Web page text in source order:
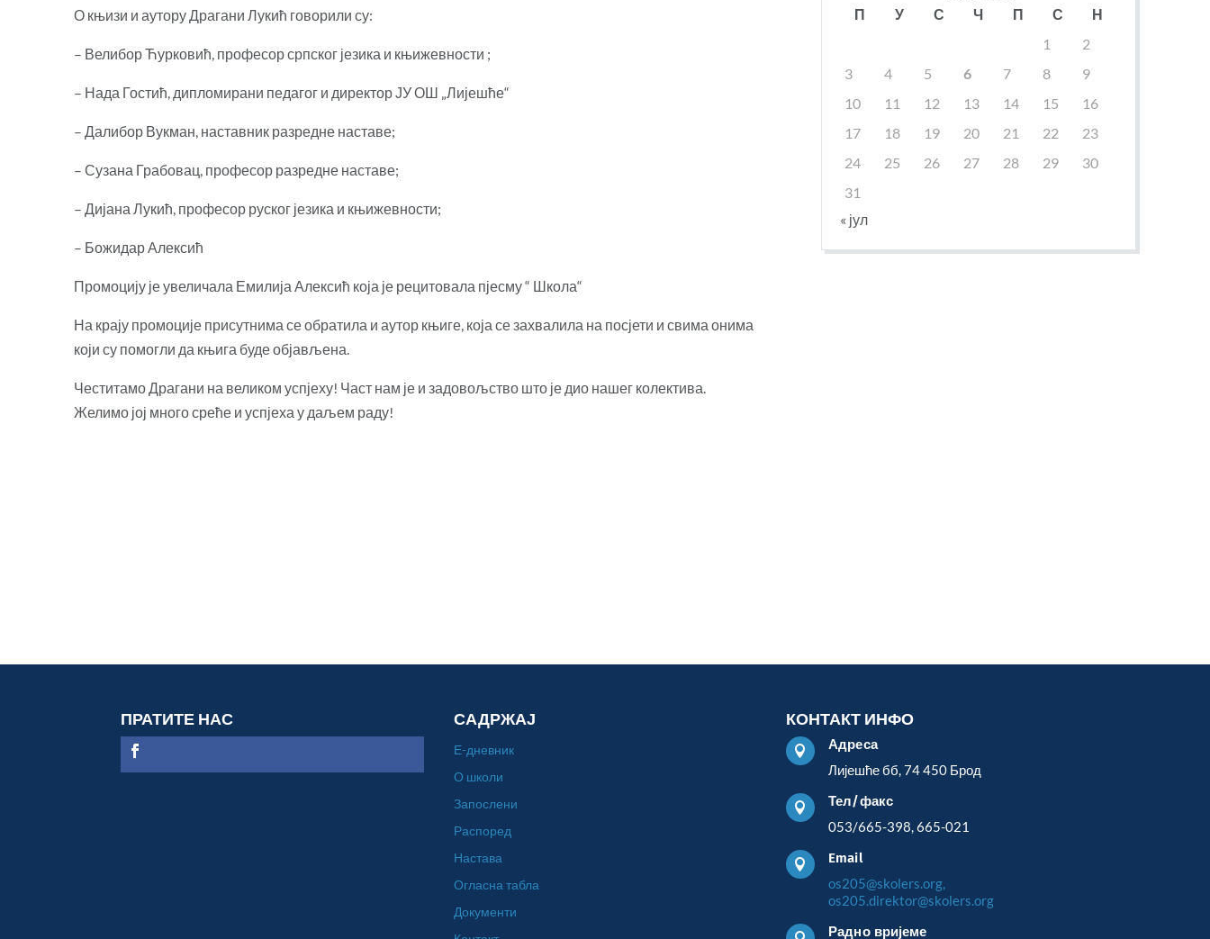
О књизи и аутору Драгани Лукић говорили су:
– Велибор Ћурковић, професор српског језика и књижевности ;
– Нада Гостић, дипломирани педагог и директор ЈУ ОШ „Лијешће“
– Далибор Вукман, наставник разредне наставе;
– Сузана Грабовац, професор разредне наставе;
– Дијана Лукић, професор руског језика и књижевности;
– Божидар Алексић
Промоцију је увеличала Емилија Алексић која је рецитовала пјесму “ Школа“
На крају промоције присутнима се обратила и аутор књиге, која се захвалила на посјети и свима онима
који су помогли да књига буде објављена.
Честитамо Драгани на великом успјеху! Част нам је и задовољство што је дио нашег колектива.
Желимо јој много среће и успјеха у даљем раду!
П У С Ч П С
Н
1
2
3
4 5 6 7 8
9
10
11 12 13 14 15
16
17
18 19 20 21 22
23
24
25 26 27 28 29
30
31
« јул
ПРАТИТЕ НАС САДРЖАЈ
Е-дневник
О школи
Запослени
Распоред
Настава
Огласна табла
Документи
КОНТАКТ ИНФО

Адреса
Лијешће бб, 74 450 Брод

Тел/факс
053/665-398, 665-021

Email
os205@skolers.org,
os205.direktor@skolers.org
Радно вријеме